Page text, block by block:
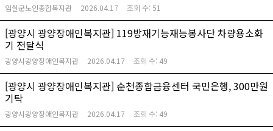
임실군노인종합복지관 2026.04.17 조회 수:51
[광양시 광양장애인복지관] 119방재기능재능봉사단 차량용소화
기 전달식
광양시광양장애인복지관 2026.04.17 조회 수: 49
[광양시 광양장애인복지관] 순천종합금융센터 국민은행, 300만원
기탁
광양시광양장애인복지관 2026.04.17 조회 수: 49